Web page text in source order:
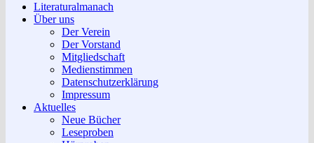
Literaturalmanach
Über uns
Der Verein
Der Vorstand
Mitgliedschaft
Medienstimmen
Datenschutzerklärung
Impressum
Aktuelles
Neue Bücher
Leseproben